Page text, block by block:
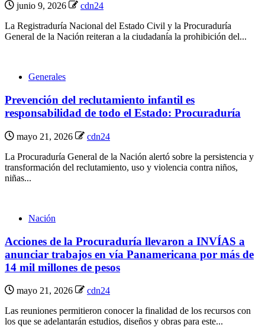
junio 9, 2026
cdn24
La Registraduría Nacional del Estado Civil y la Procuraduría
General de la Nación reiteran a la ciudadanía la prohibición del...
Generales
Prevención del reclutamiento infantil es
responsabilidad de todo el Estado: Procuraduría
mayo 21, 2026
cdn24
La Procuraduría General de la Nación alertó sobre la persistencia y
transformación del reclutamiento, uso y violencia contra niños,
niñas...
Nación
Acciones de la Procuraduría llevaron a INVÍAS a
anunciar trabajos en vía Panamericana por más de
14 mil millones de pesos
mayo 21, 2026
cdn24
Las reuniones permitieron conocer la finalidad de los recursos con
los que se adelantarán estudios, diseños y obras para este...